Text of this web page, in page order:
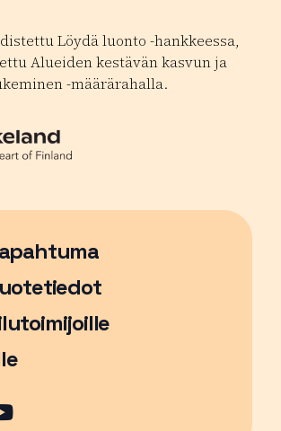
Löydä luonto -hankkeessa,
Alueiden kestävän kasvun ja
-määrärahalla.
uudessa ikkunassa
uudessa ikkunassa
uudessa ikkunassa
avautuu uudessa
avautuu uudessa